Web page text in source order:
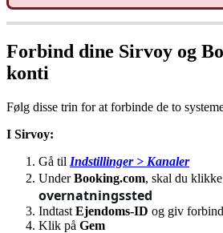
Forbind dine Sirvoy og
konti
Følg disse trin for at forbinde de to
I Sirvoy:
Gå til Indstillinger > Kanaler
Under Booking.com, skal du klikke
overnatningssted
Indtast Ejendoms-ID og giv
Klik på Gem